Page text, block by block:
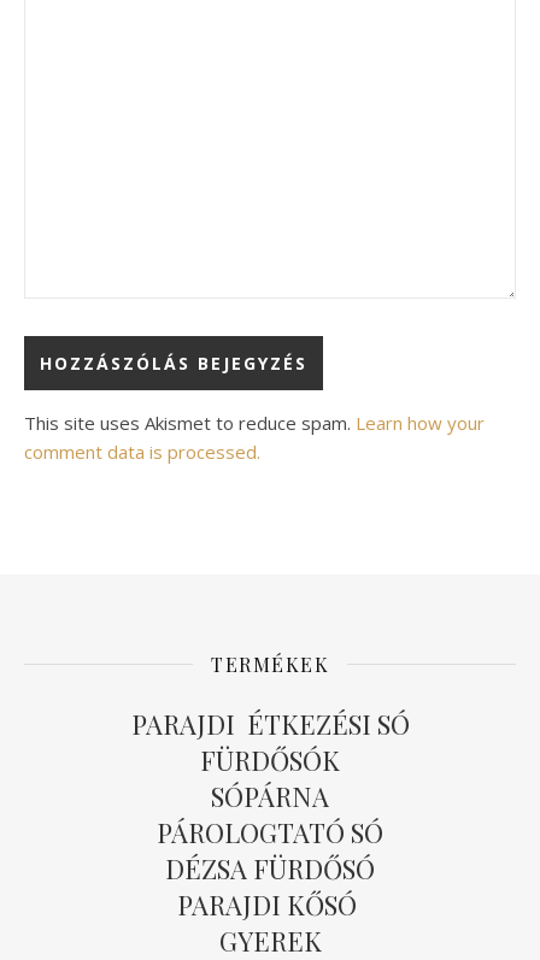
Alternative:
This site uses Akismet to reduce spam. Learn how your
comment data is processed.
TERMÉKEK
PARAJDI ÉTKEZÉSI SÓ
FÜRDŐSÓK
SÓPÁRNA
PÁROLOGTATÓ SÓ
DÉZSA FÜRDŐSÓ
PARAJDI KŐSÓ
GYEREK